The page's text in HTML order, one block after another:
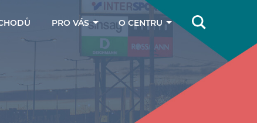
PRO VÁS
Dárkové poukazy
O CENTRU
Jak se k nám
dostanete
Kontakty